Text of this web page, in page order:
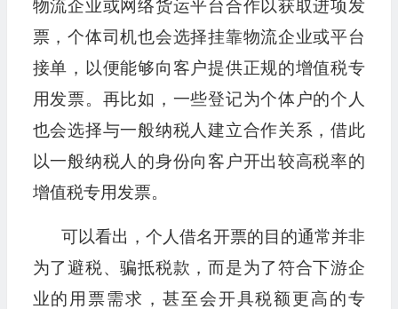
物流企业或网络货运平台合作以获取进项发
票，个体司机也会选择挂靠物流企业或平台
接单，以便能够向客户提供正规的增值税专
用发票。再比如，一些登记为个体户的个人
也会选择与一般纳税人建立合作关系，借此
以一般纳税人的身份向客户开出较高税率的
增值税专用发票。
可以看出，个人借名开票的目的通常并非
为了避税、骗抵税款，而是为了符合下游企
业的用票需求，甚至会开具税额更高的专